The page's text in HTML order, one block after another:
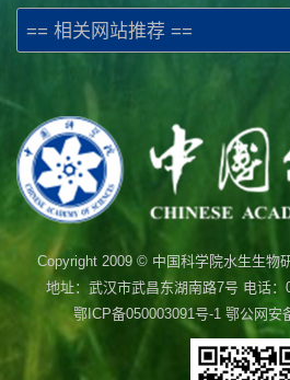
== 相关网站推荐 ==
Copyright 2009 © 中国科学院水生生物
地址：武汉市武昌东湖南路7号 电话
鄂ICP备050003091号-1鄂公网安